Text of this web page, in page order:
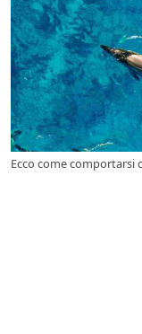
Ecco come comportarsi